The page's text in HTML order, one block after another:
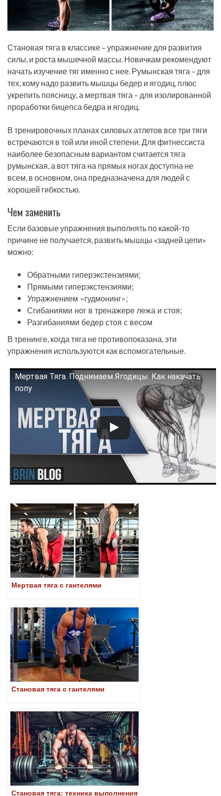
Становая тяга в классике – упражнение для развития
силы, и роста мышечной массы. Новичкам рекомендуют
начать изучение тяг именно с нее. Румынская тяга – для
тех, кому надо развить мышцы бедер и ягодиц, плюс
укрепить поясницу, а мертвая тяга – для изолированной
проработки бицепса бедра и ягодиц.
В тренировочных планах силовых атлетов все три тяги
встречаются в той или иной степени. Для фитнессиста
наиболее безопасным вариантом считается тяга
румынская, а вот тяга на прямых ногах доступна не
всем, в основном, она предназначена для людей с
хорошей гибкостью.
Чем заменить
Если базовые упражнения выполнять по какой-то
причине не получается, развить мышцы «задней цепи»
можно:
Обратными гиперэкстензиями;
Прямыми гиперэкстензиями;
Упражнением «гудмонинг»;
Сгибаниями ног в тренажере лежа и стоя;
Разгибаниями бедер стоя с весом
В тренинге, когда тяга не противопоказана, эти
упражнения используются как вспомогательные.
Мертвая Тяга. Поднимаем Ягодицы. Как накачать
попу
Смотрите это видео на YouTube
Мертвая тяга с гантелями
Становая тяга с гантелями
Становая тяга: техника выполнения